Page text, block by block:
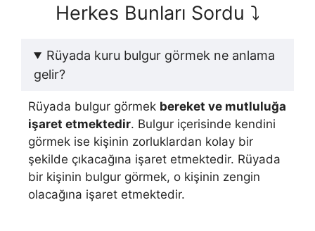
Herkes Bunları Sordu ⤵️
Rüyada kuru bulgur görmek ne anlama
gelir?
Rüyada bulgur görmek bereket ve mutluluğa
işaret etmektedir. Bulgur içerisinde kendini
görmek ise kişinin zorluklardan kolay bir
şekilde çıkacağına işaret etmektedir. Rüyada
bir kişinin bulgur görmek, o kişinin zengin
olacağına işaret etmektedir.